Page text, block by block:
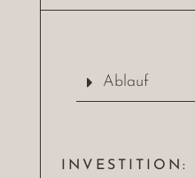
Ablauf
INVESTITION: